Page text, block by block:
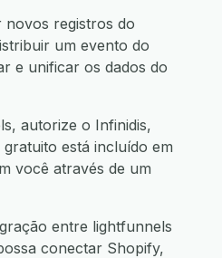
novos registros do
um evento do
e unificar os dados do
autorize o Infinidis,
está incluído em
você através de um
entre lightfunnels
conectar Shopify,